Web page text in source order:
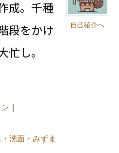
自己紹介へ
成。千種
段をかけ
忙し。
洗面・みずま